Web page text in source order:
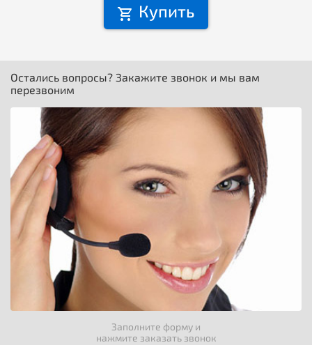
Купить
Остались вопросы? Закажите звонок и мы вам
перезвоним
Заполните форму и
нажмите заказать звонок